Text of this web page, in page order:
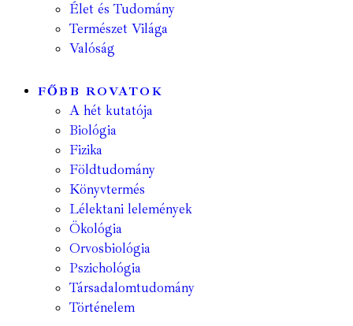
Élet és Tudomány
Természet Világa
Valóság
FŐBB ROVATOK
A hét kutatója
Biológia
Fizika
Földtudomány
Könyvtermés
Lélektani lelemények
Ökológia
Orvosbiológia
Pszichológia
Társadalomtudomány
Történelem